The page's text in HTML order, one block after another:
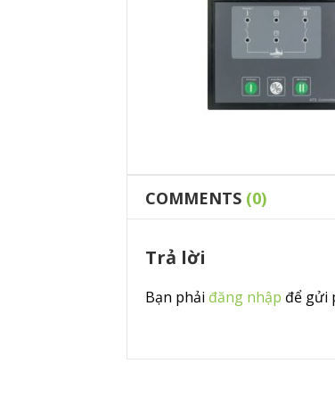
COMMENTS (0)
Trả lời
Bạn phải đăng nhập để gửi